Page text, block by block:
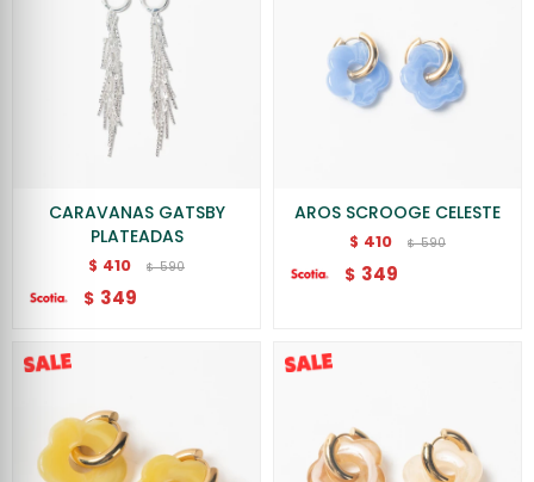
CARAVANAS GATSBY
PLATEADAS
$ 410 $ 590
$ 349
AROS SCROOGE CELESTE
$ 410 $ 590
$ 349